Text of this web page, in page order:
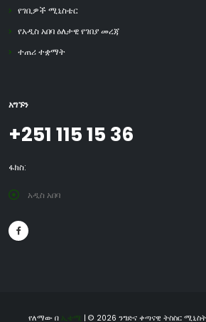
የገቢዎች ሚኒስቴር
የአዲስ አበባ ዕለታዊ የገበያ መረጃ
ተጠሪ ተቋማት
አግኙን
+251 115 15 36
ፋክስ:
አዲስ አበባ
የለማው በ ኢቴሚ | © 2026 ንግድና ቀጣናዊ ትስስር